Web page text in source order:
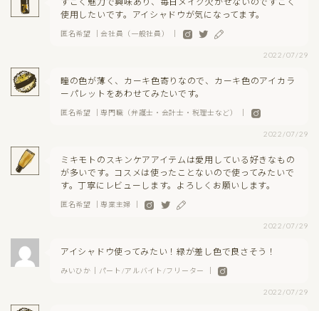
使用したいです。アイシャドウが気になってます。
匿名希望 ｜会社員（一般社員） ｜
2022/07/29
瞳の色が薄く、カーキ色寄りなので、カーキ色のアイカラ
ーパレットをあわせてみたいです。
匿名希望 ｜専門職（弁護士・会計士・税理士など） ｜
2022/07/29
ミキモトのスキンケアアイテムは愛用している好きなもの
が多いです。コスメは使ったことないので使ってみたいで
す。丁寧にレビューします。よろしくお願いします。
匿名希望 ｜専業主婦 ｜
2022/07/29
アイシャドウ使ってみたい！緑が差し色で良さそう！
みいひか｜パート/アルバイト/フリーター ｜
2022/07/29